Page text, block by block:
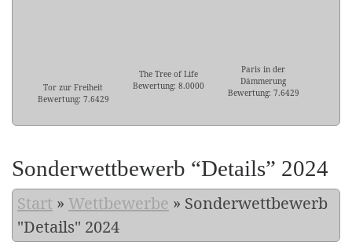
Tor zur Freiheit
Bewertung: 7.6429
The Tree of Life
Bewertung: 8.0000
Paris in der
Dämmerung
Bewertung: 7.6429
Sonderwettbewerb “Details” 2024
Start » Wettbewerbe » Sonderwettbewerb
"Details" 2024